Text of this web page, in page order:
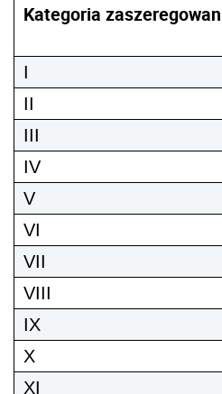
Kategoria
I
II
III
IV
V
VI
VII
VIII
IX
X
XI